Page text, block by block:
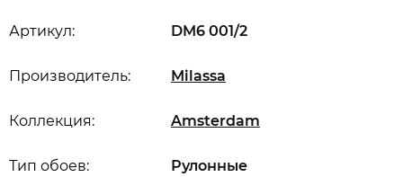
Артикул: DM6 001/2
Производитель: Milassa
Коллекция: Amsterdam
Тип обоев: Рулонные